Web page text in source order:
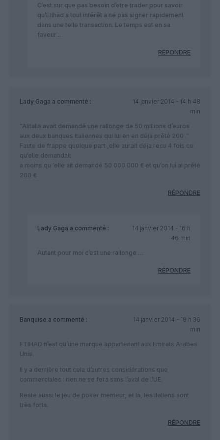
C’est sur que pas besoin d’etre trader pour savoir
qu’Etihad a tout intérêt a ne pas signer rapidement
dans une telle transaction. Le temps est en sa
faveur ..
RÉPONDRE
Lady Gaga a commenté :
14 janvier 2014 - 14 h 48
min
“Alitalia avait demandé une rallonge de 50 millions d’euros
aux deux banques italiennes qui lui en en déjà prêté 200 .”
Faute de frappe quelque part ,elle aurait déja recu 4 fois ce
qu’elle demandait
a moins qu ‘elle ait demandé 50 000 000 € et qu’on lui ai prêté
200 €
RÉPONDRE
Lady Gaga a commenté :
14 janvier 2014 - 16 h
46 min
Autant pour moi c’est une rallonge …
RÉPONDRE
Banquise a commenté :
14 janvier 2014 - 19 h 36
min
ETIHAD n’est qu’une marque appartenant aux Emirats Arabes
Unis.
Il y a derrière tout cela d’autres considérations que
commerciales : rien ne se fera sans l’aval de l’UE.
Reste aussi le jeu de poker menteur, et là, les italiens sont
très forts.
RÉPONDRE